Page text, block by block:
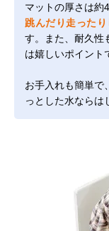
マットの厚さは約
跳んだり走った
す。また、耐久性
は嬉しいポイント
お手入れも簡単で
っとした水ならは